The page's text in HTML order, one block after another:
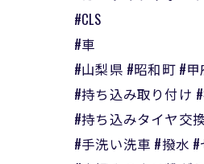
#CLS
#車
#山梨県 #昭和町 #
#持ち込み取り付け
#持ち込みタイヤ交
#手洗い洗車 #撥水